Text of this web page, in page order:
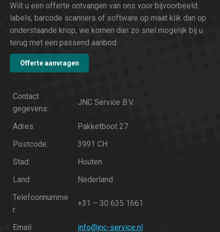
Wilt u een offerte ontvangen van ons voor bijvoorbeeld
labels, barcode scanners of software op maat klik dan op
onderstaande knop, we komen dan zo snel mogelijk bij u
terug met een passend aanbod.
Offerte aanvragen
Contact
gegevens:
JNC Service B.V.
Adres:
Pakketboot 27
Postcode:
3991 CH
Stad:
Houten
Land:
Nederland
Telefoonnumme
r:
+31 – 30 635 1661
Email info@jnc-service.nl